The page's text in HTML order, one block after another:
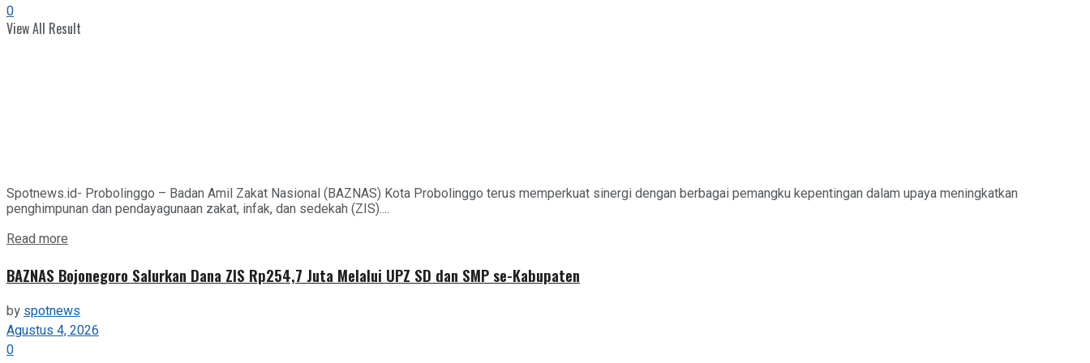
View All Result
0
Spotnews.id- Probolinggo – Badan Amil Zakat Nasional (BAZNAS) Kota Probolinggo terus memperkuat sinergi dengan berbagai pemangku kepentingan dalam upaya meningkatkan
penghimpunan dan pendayagunaan zakat, infak, dan sedekah (ZIS)....
Read more
BAZNAS Bojonegoro Salurkan Dana ZIS Rp254,7 Juta Melalui UPZ SD dan SMP se-Kabupaten
by spotnews
Agustus 4, 2026
0